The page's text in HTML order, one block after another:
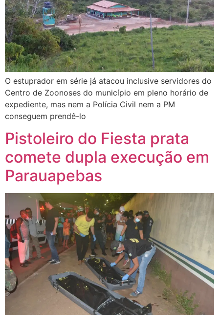
O estuprador em série já atacou inclusive servidores do
Centro de Zoonoses do município em pleno horário de
expediente, mas nem a Polícia Civil nem a PM
conseguem prendê-lo
Pistoleiro do Fiesta prata
comete dupla execução em
Parauapebas